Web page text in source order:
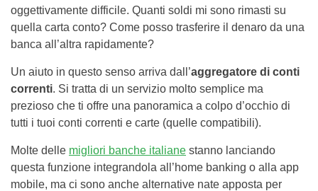
oggettivamente difficile. Quanti soldi mi sono rimasti su
quella carta conto? Come posso trasferire il denaro da una
banca all’altra rapidamente?
Un aiuto in questo senso arriva dall’aggregatore di conti
correnti. Si tratta di un servizio molto semplice ma
prezioso che ti offre una panoramica a colpo d’occhio di
tutti i tuoi conti correnti e carte (quelle compatibili).
Molte delle migliori banche italiane stanno lanciando
questa funzione integrandola all’home banking o alla app
mobile, ma ci sono anche alternative nate apposta per